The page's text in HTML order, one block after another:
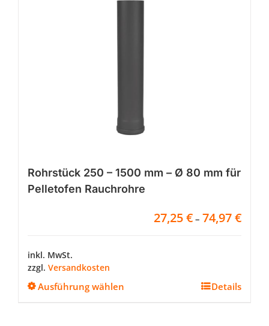
Rohrstück 250 – 1500 mm – Ø 80 mm für
Pelletofen Rauchrohre
27,25€ – 74,97€
inkl. MwSt.
zzgl. Versandkosten
Ausführung wählen Details